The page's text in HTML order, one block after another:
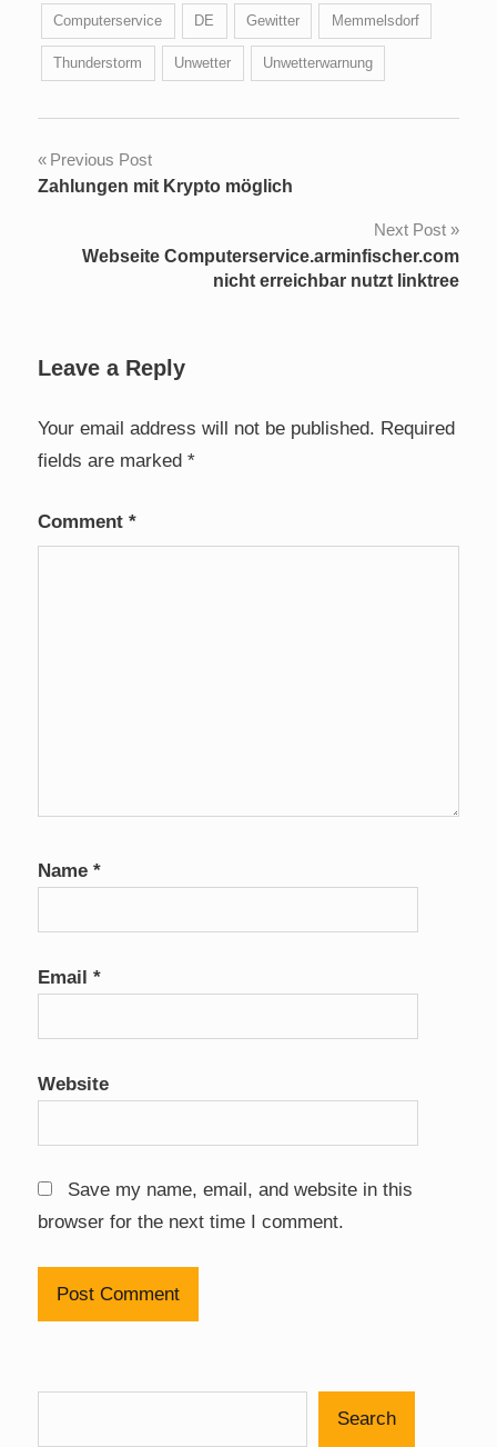
Computerservice DE Gewitter Memmelsdorf
Thunderstorm Unwetter Unwetterwarnung
Post
Previous Post
Zahlungen mit Krypto möglich
Next Post
Webseite Computerservice.arminfischer.com
nicht erreichbar nutzt linktree
Leave a Reply
Your email address will not be published. Required
fields are marked *
Comment *
Name *
Email *
Website
Save my name, email, and website in this
browser for the next time I comment.
Search